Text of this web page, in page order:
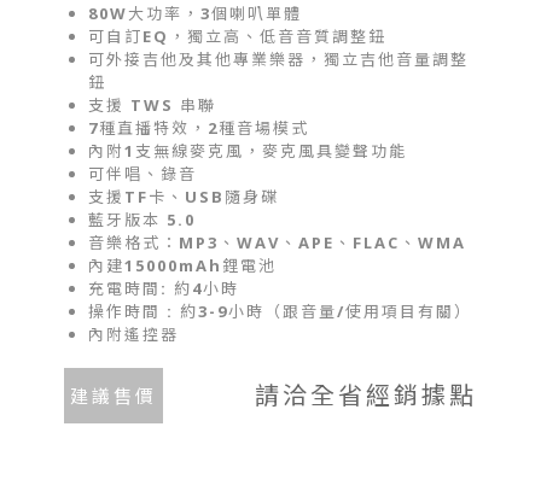
80W大功率，3個喇叭單體
可自訂EQ，獨立高、低音音質調整鈕
可外接吉他及其他專業樂器，獨立吉他音量調整
鈕
支援 TWS 串聯
7種直播特效，2種音場模式
內附1支無線麥克風，麥克風具變聲功能
可伴唱、錄音
支援TF卡、USB隨身碟
藍牙版本 5.0
音樂格式：MP3、WAV、APE、FLAC、WMA
內建15000mAh鋰電池
充電時間: 約4小時
操作時間 : 約3-9小時（跟音量/使用項目有關）
內附遙控器
建議售價 請洽全省經銷據點